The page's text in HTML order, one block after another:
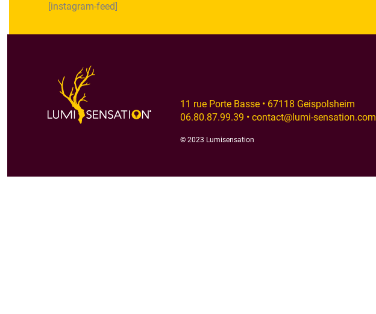
[instagram-feed]
11 rue Porte Basse • 67118 Geispolsheim
06.80.87.99.39 • contact@lumi-sensation.com
© 2023 Lumisensation